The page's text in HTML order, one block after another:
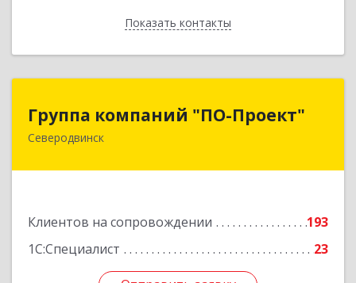
Показать контакты
Назад
Группа компаний "ПО-Проект"
Северодвинск
Клиентов на сопровождении
193
1С:Специалист
23
Группа компаний "ПО-Проект"
164500, Архангельская обл, Северодвинск г,